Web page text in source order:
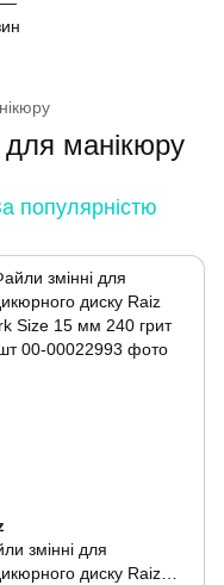
для манікюру
популярністю
змінні для
диску Raiz